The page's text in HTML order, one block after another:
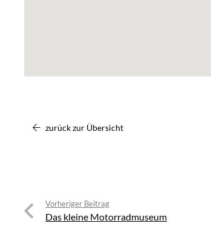
zurück zur Übersicht
Vorheriger Beitrag
Das kleine Motorradmuseum